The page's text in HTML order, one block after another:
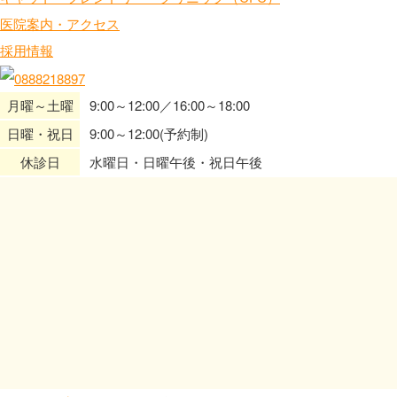
医院案内・アクセス
採用情報
月曜～土曜
9:00～12:00／16:00～18:00
日曜・祝日
9:00～12:00(予約制)
休診日
水曜日・日曜午後・祝日午後